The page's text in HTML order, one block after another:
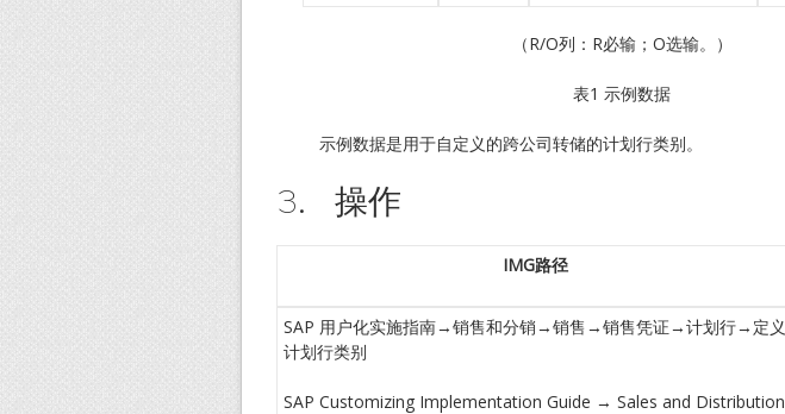
（R/O列：R必输；O选输。）
表1 示例数据
示例数据是用于自定义的跨公司转储的计划行类别。
3. 操作
IMG路径
SAP 用户化实施指南→销售和分销→销售→销售凭证→计划行→定义
计划行类别
SAP Customizing Implementation Guide → Sales and Distribution